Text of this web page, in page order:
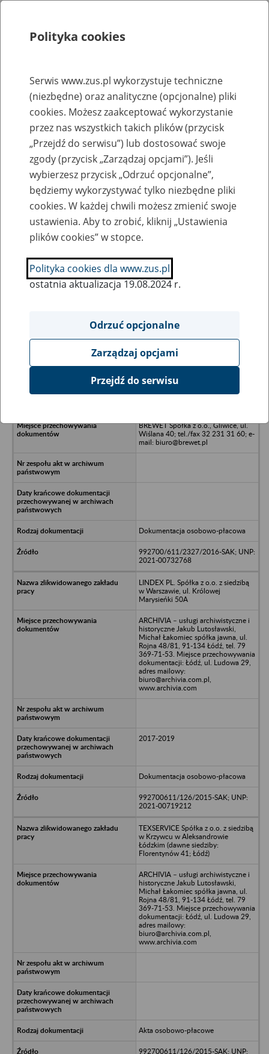
Rejestry, ewidencje i archiwa
Baza zlikwidowanych lub
przekształconych zakładów pracy
Nazwa zakładu pracy:
SZUKAJ
Ukryj wszystkie pozycje bazy
Anna Mędrala - Żory, ul. Łąkowa 30
BREWET Spółka z o.o., Gliwice, ul.
Wiślana 40; tel./fax 32 231 31 60; e-
mail: biuro@brewet.pl
Dokumentacja osobowo-płacowa
992700/611/2327/2016-SAK; UNP:
2021-00732768
LINDEX PL. Spółka z o.o. z siedzibą
w Warszawie, ul. Królowej
Marysieńki 50A
ARCHIVIA – usługi archiwistyczne i
historyczne Jakub Lutosławski,
Michał Łakomiec spółka jawna, ul.
Rojna 48/81, 91-134 Łódź, tel. 79
369-71-53. Miejsce przechowywania
dokumentacji: Łódź, ul. Ludowa 29,
adres mailowy:
biuro@archivia.com.pl,
www.archivia.com
2017-2019
Dokumentacja osobowo-płacowa
992700611/126/2015-SAK; UNP:
2021-00719212
TEXSERVICE Spółka z o.o. z siedzibą
w Krzywcu w Aleksandrowie
Łódzkim (dawne siedziby:
Florentynów 41; Łódź)
ARCHIVIA – usługi archiwistyczne i
historyczne Jakub Lutosławski,
Michał Łakomiec spółka jawna, ul.
Rojna 48/81, 91-134 Łódź, tel. 79
369-71-53. Miejsce przechowywania
dokumentacji: Łódź, ul. Ludowa 29,
adres mailowy:
biuro@archivia.com.pl,
www.archivia.com
Akta osobowo-płacowe
992700611/126/2015-SAK; UNP:
Polityka cookies
Serwis www.zus.pl wykorzystuje techniczne
(niezbędne) oraz analityczne (opcjonalne) pliki
cookies. Możesz zaakceptować wykorzystanie
przez nas wszystkich takich plików (przycisk
„Przejdź do serwisu”) lub dostosować swoje
zgody (przycisk „Zarządzaj opcjami”). Jeśli
wybierzesz przycisk „Odrzuć opcjonalne”,
będziemy wykorzystywać tylko niezbędne pliki
cookies. W każdej chwili możesz zmienić swoje
ustawienia. Aby to zrobić, kliknij „Ustawienia
plików cookies” w stopce.
Polityka cookies dla www.zus.pl
ostatnia aktualizacja 19.08.2024 r.
Odrzuć opcjonalne
Zarządzaj opcjami
Przejdź do serwisu